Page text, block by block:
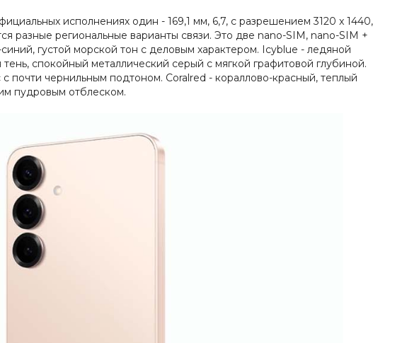
исполнениях один - 169,1 мм, 6,7, с разрешением 3120 x 1440,
разные региональные варианты связи. Это две nano-SIM, nano-SIM +
густой морской тон с деловым характером. Icyblue - ледяной
спокойный металлический серый с мягкой графитовой глубиной.
почти чернильным подтоном. Coralred - кораллово-красный, теплый
пудровым отблеском.